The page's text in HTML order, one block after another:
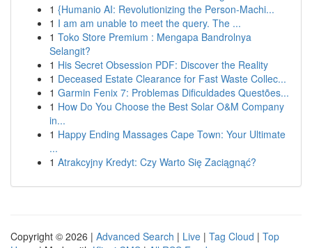
1 {Humanio AI: Revolutionizing the Person-Machi...
1 I am am unable to meet the query. The ...
1 Toko Store Premium : Mengapa Bandrolnya
Selangit?
1 His Secret Obsession PDF: Discover the Reality
1 Deceased Estate Clearance for Fast Waste Collec...
1 Garmin Fenix 7: Problemas Dificuldades Questões...
1 How Do You Choose the Best Solar O&M Company
in...
1 Happy Ending Massages Cape Town: Your Ultimate
...
1 Atrakcyjny Kredyt: Czy Warto Się Zaciągnąć?
Copyright © 2026 | Advanced Search | Live | Tag Cloud | Top